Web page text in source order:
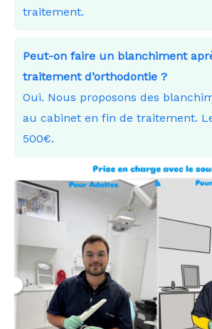
traitement.
Peut-on faire un blanchiment
traitement d’orthodontie ?
Oui. Nous proposons des
au cabinet en fin de traitement.
500€.